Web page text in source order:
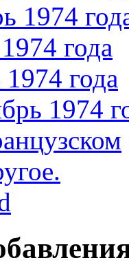
1974
года
года
1974